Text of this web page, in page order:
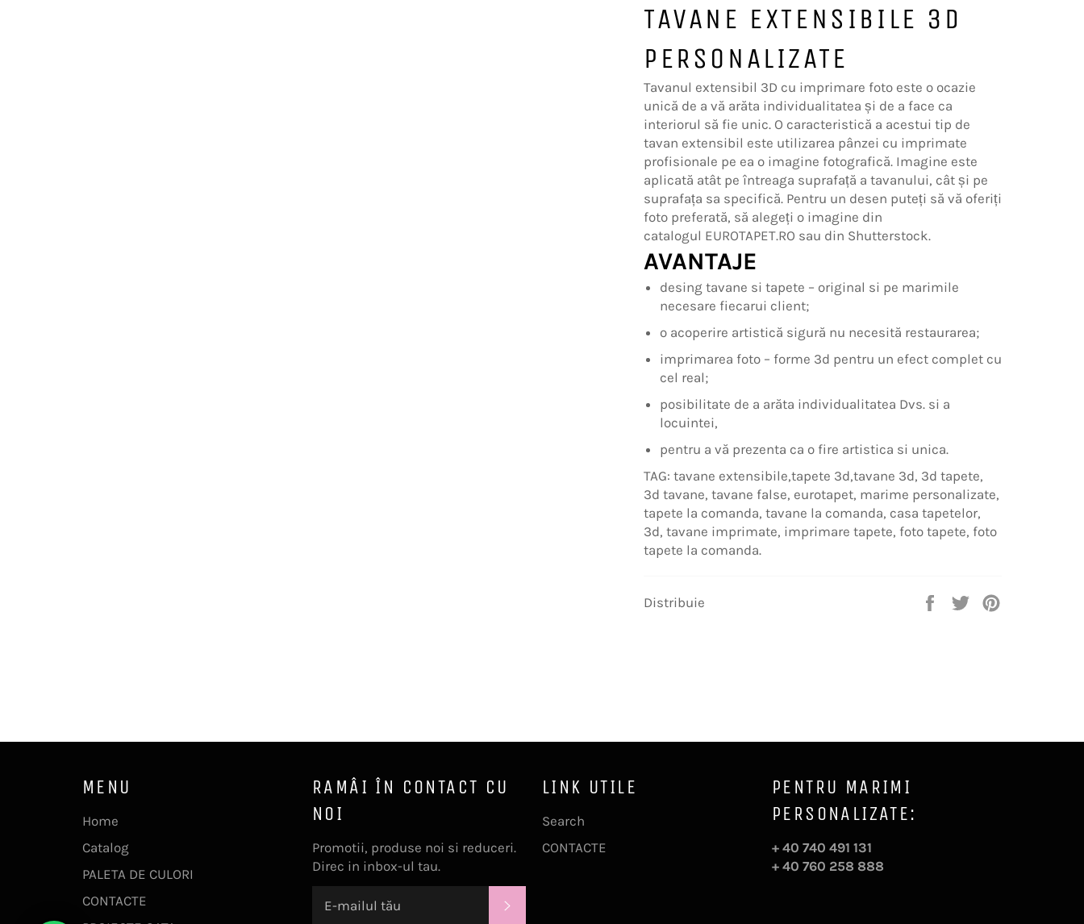
TAVANE EXTENSIBILE 3D
PERSONALIZATE
Tavanul extensibil 3D cu imprimare foto este o ocazie
unică de a vă arăta individualitatea și de a face ca
interiorul să fie unic. O caracteristică a acestui tip de
tavan extensibil este utilizarea pânzei cu imprimate
profisionale pe ea o imagine fotografică. Imagine este
aplicată atât pe întreaga suprafață a tavanului, cât și pe
suprafața sa specifică. Pentru un desen puteți să vă oferiți
foto preferată, să alegeți o imagine din
catalogul EUROTAPET.RO sau din Shutterstock.
AVANTAJE
desing tavane si tapete – original si pe marimile
necesare fiecarui client;
o acoperire artistică sigură nu necesită restaurarea;
imprimarea foto – forme 3d pentru un efect complet cu
cel real;
posibilitate de a arăta individualitatea Dvs. si a
locuintei,
pentru a vă prezenta ca o fire artistica si unica.
TAG: tavane extensibile,tapete 3d,tavane 3d, 3d tapete,
3d tavane, tavane false, eurotapet, marime personalizate,
tapete la comanda, tavane la comanda, casa tapetelor,
3d, tavane imprimate, imprimare tapete, foto tapete, foto
tapete la comanda.
Distribuie
Distribuie
Trimite
MENU
Home
Catalog
PALETA DE CULORI
CONTACTE
RAMÂI ÎN CONTACT CU
NOI
Promotii, produse noi si reduceri.
Direc in inbox-ul tau.
LINK UTILE
Search
CONTACTE
PENTRU MARIMI
PERSONALIZATE:
+ 40 740 491 131
+ 40 760 258 888